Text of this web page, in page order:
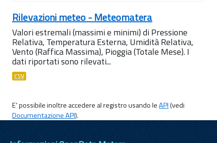
Rilevazioni meteo - Meteomatera
Valori estremali (massimi e minimi) di Pressione
Relativa, Temperatura Esterna, Umidità Relativa,
Vento (Raffica Massima), Pioggia (Totale Mese). I
dati riportati sono rilevati...
CSV
E' possibile inoltre accedere al registro usando leAPI(vedi
Documentazione API).